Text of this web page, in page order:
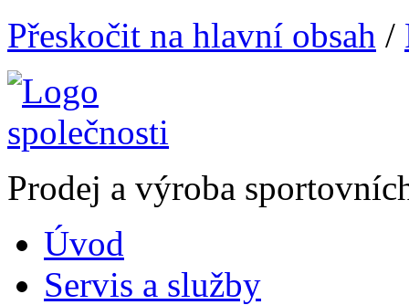
Přeskočit na hlavní obsah /
Prodej a výroba
Úvod
Servis a služby